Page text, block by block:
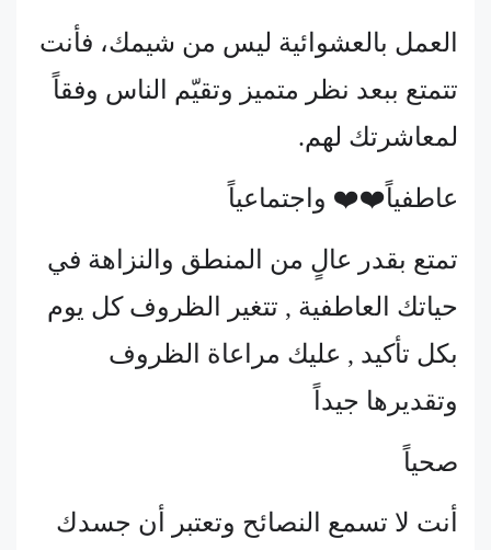
العمل بالعشوائية ليس من شيمك، فأنت
تتمتع ببعد نظر متميز وتقيّم الناس وفقاً
لمعاشرتك لهم.
عاطفياً❤️❤️ واجتماعياً
تمتع بقدر عالٍ من المنطق والنزاهة في
حياتك العاطفية , تتغير الظروف كل يوم
بكل تأكيد , عليك مراعاة الظروف
وتقديرها جيداً
صحياً
أنت لا تسمع النصائح وتعتبر أن جسدك